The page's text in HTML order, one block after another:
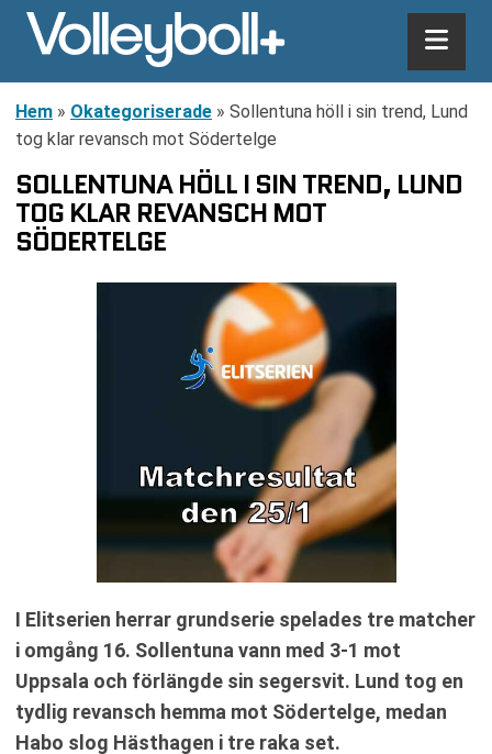
Hem » Okategoriserade » Sollentuna höll i sin trend, Lund
tog klar revansch mot Södertelge
SOLLENTUNA HÖLL I SIN TREND, LUND
TOG KLAR REVANSCH MOT
SÖDERTELGE
I Elitserien herrar grundserie spelades tre matcher
i omgång 16. Sollentuna vann med 3-1 mot
Uppsala och förlängde sin segersvit. Lund tog en
tydlig revansch hemma mot Södertelge, medan
Habo slog Hästhagen i tre raka set.